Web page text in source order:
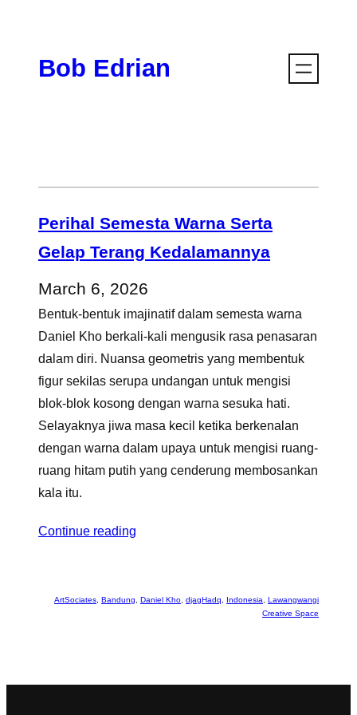
contentBob Edrian
Perihal Semesta Warna Serta
Gelap Terang Kedalamannya
March 6, 2026
Bentuk-bentuk imajinatif dalam semesta warna
Daniel Kho berkali-kali mengusik rasa penasaran
dalam diri. Nuansa geometris yang membentuk
figur sekilas serupa undangan untuk mengisi
blok-blok kosong dengan warna sesuka hati.
Selayaknya jiwa masa kecil ketika berkenalan
dengan warna dalam upaya untuk mengisi ruang-
ruang hitam putih yang cenderung membosankan
kala itu.
Continue reading
ArtSociates Bandung Daniel Kho djagHadq Indonesia
Lawangwangi
Creative Space